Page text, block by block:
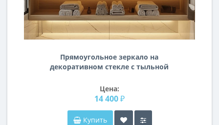
Прямоугольное зеркало на
декоративном стекле с тыльной
Цена:
14 400 ₽
Купить